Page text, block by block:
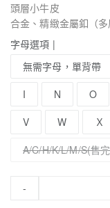
頭層小牛皮
合金、精緻金屬釦（多
字母選項 |
無需字母，單背帶
I
N O
V
W Ｘ
A/C/H/K/L/M/S(售
-